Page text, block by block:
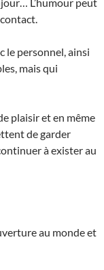
le personnel, ainsi
mais qui
plaisir et en même
de garder
à exister au
au monde et